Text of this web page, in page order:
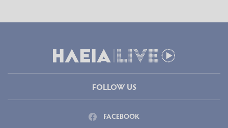
FOLLOW US
FACEBOOK